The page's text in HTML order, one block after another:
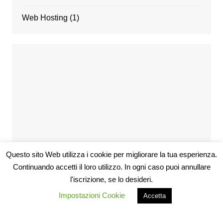
Web Hosting (1)
Copyright © 2026 Codice Sconti. Tutti i diritti riservati.
Questo sito Web utilizza i cookie per migliorare la tua esperienza.
Continuando accetti il loro utilizzo. In ogni caso puoi annullare
l'iscrizione, se lo desideri.
Impostazioni Cookie
Accetta